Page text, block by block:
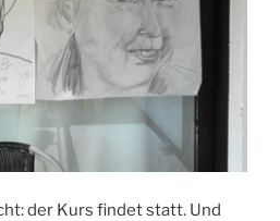
der Kurs findet statt. Und